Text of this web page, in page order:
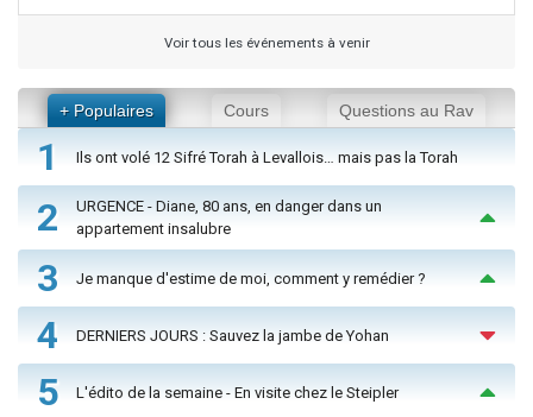
Voir tous les événements à venir
+ Populaires Cours Questions au Rav
1 Ils ont volé 12 Sifré Torah à Levallois… mais pas la Torah
2
URGENCE - Diane, 80 ans, en danger dans un
appartement insalubre
3 Je manque d'estime de moi, comment y remédier ?
4 DERNIERS JOURS : Sauvez la jambe de Yohan
5 L'édito de la semaine - En visite chez le Steipler